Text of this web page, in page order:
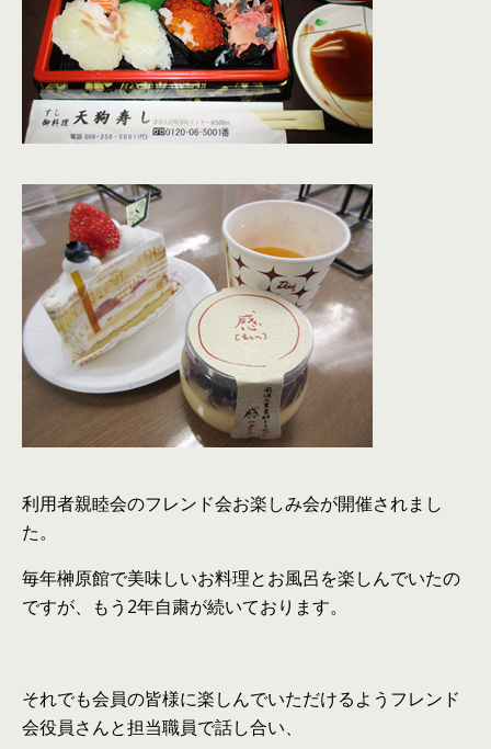
利用者親睦会のフレンド会お楽しみ会が開催されまし
た。
毎年榊原館で美味しいお料理とお風呂を楽しんでいたの
ですが、もう2年自粛が続いております。
それでも会員の皆様に楽しんでいただけるようフレンド
会役員さんと担当職員で話し合い、